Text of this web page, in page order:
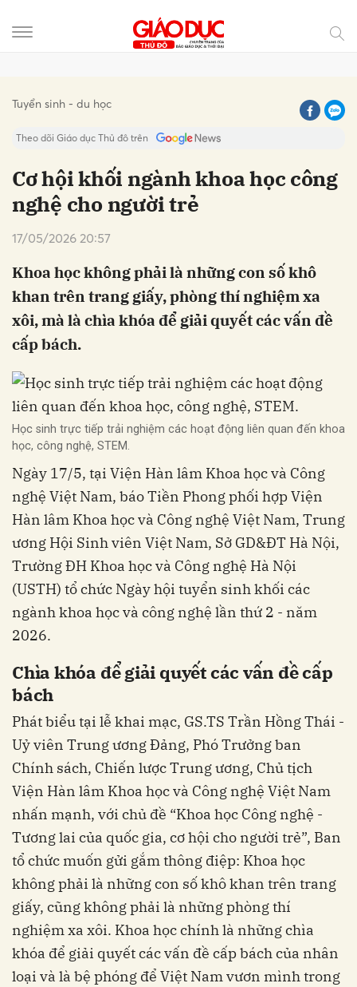
Tuyển sinh - du học
Theo dõi Giáo dục Thủ đô trên
Cơ hội khối ngành khoa học công
nghệ cho người trẻ
17/05/2026 20:57
Khoa học không phải là những con số khô
khan trên trang giấy, phòng thí nghiệm xa
xôi, mà là chìa khóa để giải quyết các vấn đề
cấp bách.
Học sinh trực tiếp trải nghiệm các hoạt động liên quan đến khoa
học, công nghệ, STEM.
Ngày 17/5, tại Viện Hàn lâm Khoa học và Công
nghệ Việt Nam, báo Tiền Phong phối hợp Viện
Hàn lâm Khoa học và Công nghệ Việt Nam, Trung
ương Hội Sinh viên Việt Nam, Sở GD&ĐT Hà Nội,
Trường ĐH Khoa học và Công nghệ Hà Nội
(USTH) tổ chức Ngày hội tuyển sinh khối các
ngành khoa học và công nghệ lần thứ 2 - năm
2026.
Chìa khóa để giải quyết các vấn đề cấp
bách
Phát biểu tại lễ khai mạc, GS.TS Trần Hồng Thái -
Uỷ viên Trung ương Đảng, Phó Trưởng ban
Chính sách, Chiến lược Trung ương, Chủ tịch
Viện Hàn lâm Khoa học và Công nghệ Việt Nam
nhấn mạnh, với chủ đề “Khoa học Công nghệ -
Tương lai của quốc gia, cơ hội cho người trẻ”, Ban
tổ chức muốn gửi gắm thông điệp: Khoa học
không phải là những con số khô khan trên trang
giấy, cũng không phải là những phòng thí
nghiệm xa xôi. Khoa học chính là những chìa
khóa để giải quyết các vấn đề cấp bách của nhân
loại và là bệ phóng để Việt Nam vươn mình trong
Hủy Gửi